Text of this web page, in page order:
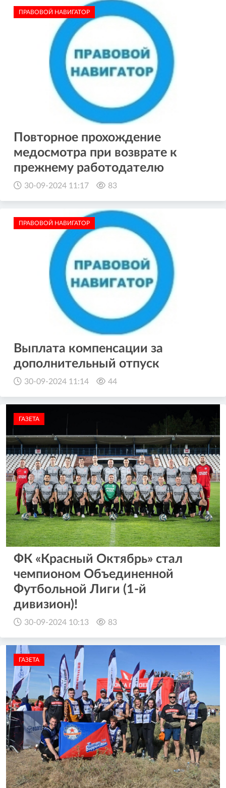
ПРАВОВОЙ НАВИГАТОР
Повторное прохождение
медосмотра при возврате к
прежнему работодателю
30-09-2024 11:17 83
ПРАВОВОЙ НАВИГАТОР
Выплата компенсации за
дополнительный отпуск
30-09-2024 11:14 44
ГАЗЕТА
ФК «Красный Октябрь» стал
чемпионом Объединенной
Футбольной Лиги (1-й
дивизион)!
30-09-2024 10:13 83
ГАЗЕТА